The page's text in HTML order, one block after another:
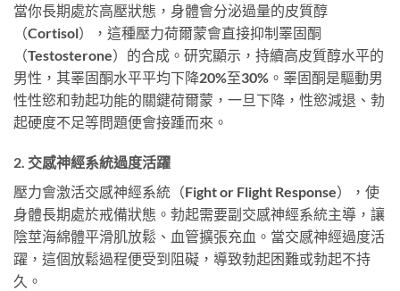
當你長期處於高壓狀態，身體會分泌過量的皮質醇
（Cortisol），這種壓力荷爾蒙會直接抑制睪固酮
（Testosterone）的合成。研究顯示，持續高皮質醇水平的
男性，其睪固酮水平平均下降20%至30%。睪固酮是驅動男
性性慾和勃起功能的關鍵荷爾蒙，一旦下降，性慾減退、勃
起硬度不足等問題便會接踵而來。
2. 交感神經系統過度活躍
壓力會激活交感神經系統（Fight or Flight Response），使
身體長期處於戒備狀態。勃起需要副交感神經系統主導，讓
陰莖海綿體平滑肌放鬆、血管擴張充血。當交感神經過度活
躍，這個放鬆過程便受到阻礙，導致勃起困難或勃起不持
久。